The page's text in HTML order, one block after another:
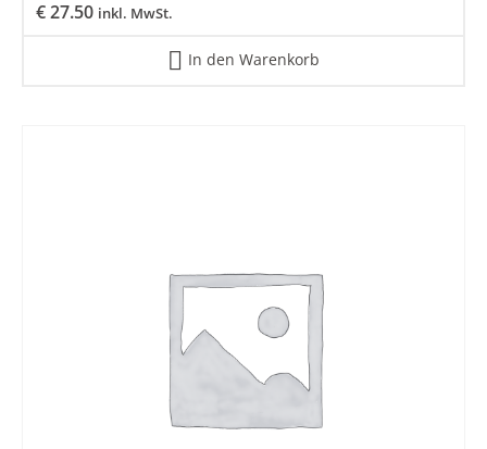
€27.50 inkl. MwSt.
In den Warenkorb